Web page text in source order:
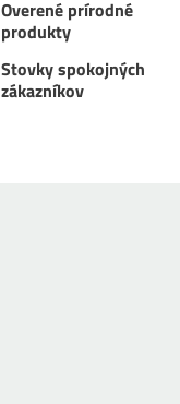
Overené prírodné
produkty
Stovky spokojných
zákazníkov